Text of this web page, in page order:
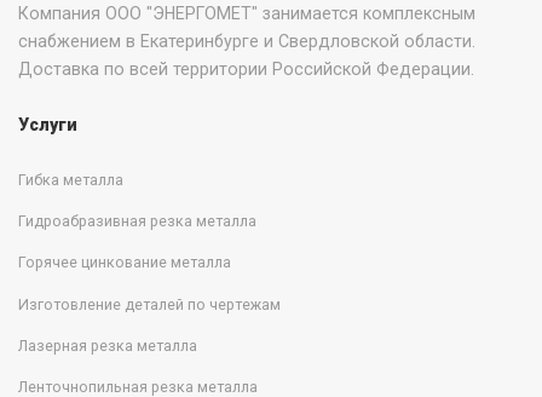
Компания ООО "ЭНЕРГОМЕТ" занимается комплексным
снабжением в Екатеринбурге и Свердловской области.
Доставка по всей территории Российской Федерации.
Услуги
Гибка металла
Гидроабразивная резка металла
Горячее цинкование металла
Изготовление деталей по чертежам
Лазерная резка металла
Ленточнопильная резка металла